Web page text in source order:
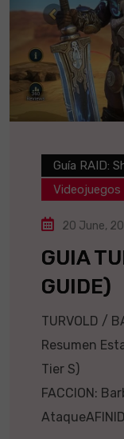
Guía RAID:
Videojuegos
20 June,
GUIA
GUIDE)
TURVOLD /
Resumen
Tier S)
FACCION: